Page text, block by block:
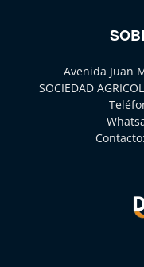
Avenida Juan
SOCIEDAD
Contacto: